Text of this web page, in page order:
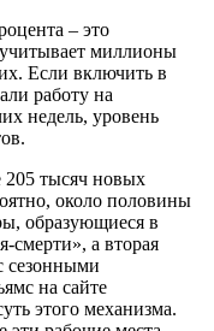
– это
миллионы
Если включить в
работу на
недель, уровень
205 тысяч новых
около половины
образующиеся в
смерти», а вторая
сезонными
на сайте
этого механизма.